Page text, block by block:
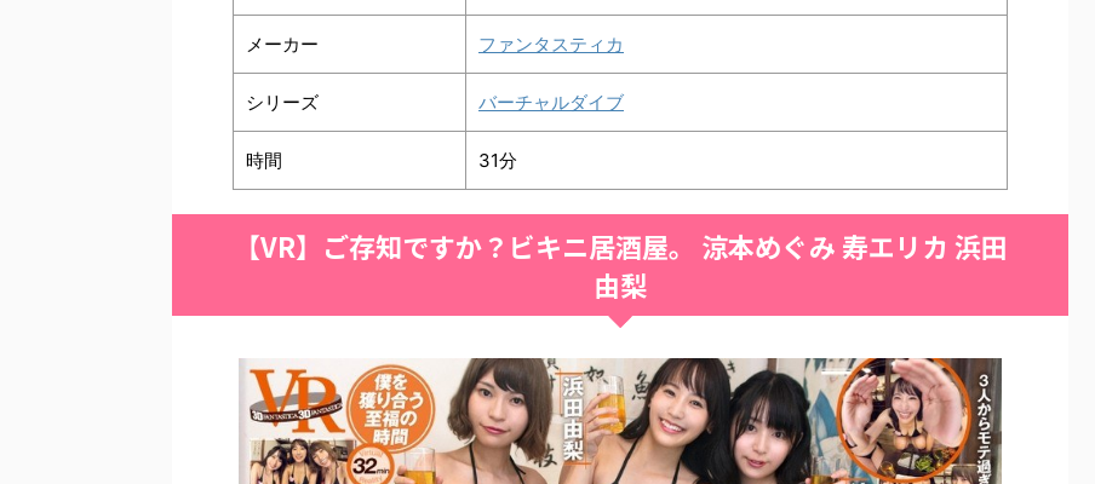
メーカー ファンタスティカ
シリーズ バーチャルダイブ
時間 31分
【VR】ご存知ですか？ビキニ居酒屋。 涼本めぐみ 寿エリカ 浜田
由梨